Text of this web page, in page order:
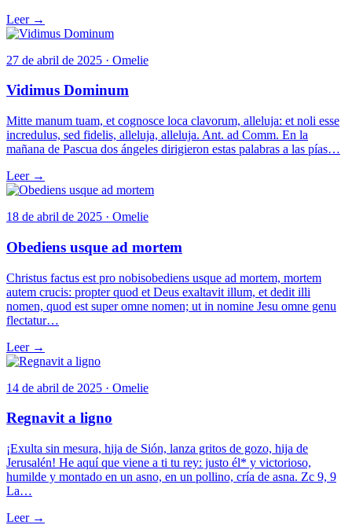
Leer →
27 de abril de 2025 · Omelie
Vidimus Dominum
Mitte manum tuam, et cognosce loca clavorum, alleluja: et noli esse
incredulus, sed fidelis, alleluja, alleluja. Ant. ad Comm. En la
mañana de Pascua dos ángeles dirigieron estas palabras a las pías…
Leer →
18 de abril de 2025 · Omelie
Obediens usque ad mortem
Christus factus est pro nobisobediens usque ad mortem, mortem
autem crucis: propter quod et Deus exaltavit illum, et dedit illi
nomen, quod est super omne nomen; ut in nomine Jesu omne genu
flectatur…
Leer →
14 de abril de 2025 · Omelie
Regnavit a ligno
¡Exulta sin mesura, hija de Sión, lanza gritos de gozo, hija de
Jerusalén! He aquí que viene a ti tu rey: justo él* y victorioso,
humilde y montado en un asno, en un pollino, cría de asna. Zc 9, 9
La…
Leer →